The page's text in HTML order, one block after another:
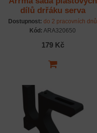
dílů drřáku serva
Dostupnost: do 2 pracovních dnů
Kód: ARA320650
179 Kč